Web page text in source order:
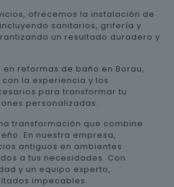
ofrecemos la instalación de
sanitarios, grifería y
un resultado duradero y
en reformas de baño en Borau,
la experiencia y los
para transformar tu
personalizadas.
transformación que combine
En nuestra empresa,
antiguos en ambientes
a tus necesidades. Con
y un equipo experto,
impecables.